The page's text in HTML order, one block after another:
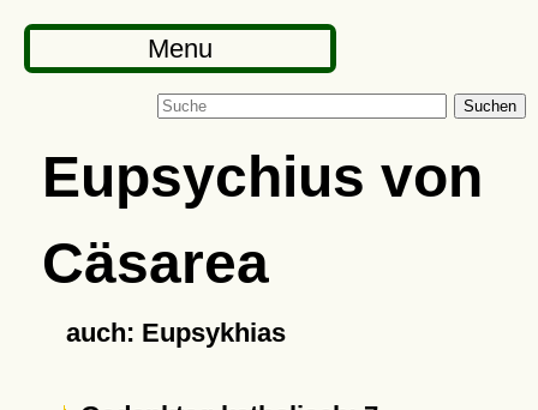
Menu
Suchen
Eupsychius von
Cäsarea
auch: Eupsykhias